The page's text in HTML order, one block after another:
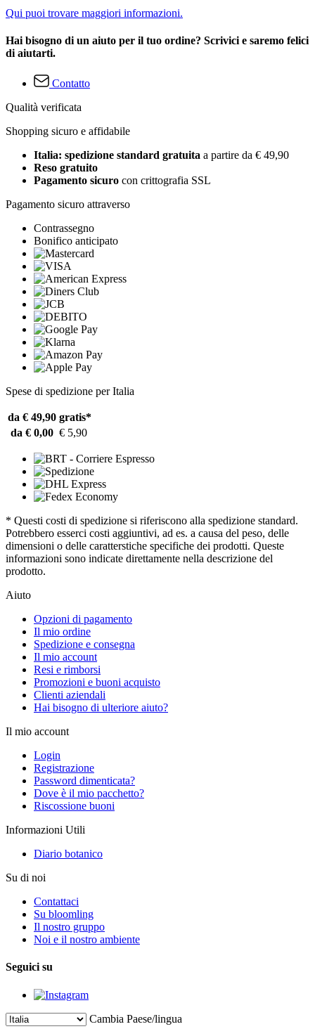
Qui puoi trovare maggiori informazioni.
Hai bisogno di un aiuto per il tuo ordine? Scrivici e saremo felici
di aiutarti.
Contatto
Qualità verificata
Shopping sicuro e affidabile
Italia: spedizione standard gratuita a partire da € 49,90
Reso gratuito
Pagamento sicuro con crittografia SSL
Pagamento sicuro attraverso
Contrassegno
Bonifico anticipato
Spese di spedizione per Italia
da € 49,90 gratis*
da € 0,00 € 5,90
* Questi costi di spedizione si riferiscono alla spedizione standard.
Potrebbero esserci costi aggiuntivi, ad es. a causa del peso, delle
dimensioni o delle caratterstiche specifiche dei prodotti. Queste
informazioni sono indicate direttamente nella descrizione del
prodotto.
Aiuto
Opzioni di pagamento
Il mio ordine
Spedizione e consegna
Il mio account
Resi e rimborsi
Promozioni e buoni acquisto
Clienti aziendali
Hai bisogno di ulteriore aiuto?
Il mio account
Login
Registrazione
Password dimenticata?
Dove è il mio pacchetto?
Riscossione buoni
Informazioni Utili
Diario botanico
Su di noi
Contattaci
Su bloomling
Il nostro gruppo
Noi e il nostro ambiente
Seguici su
Cambia Paese/lingua